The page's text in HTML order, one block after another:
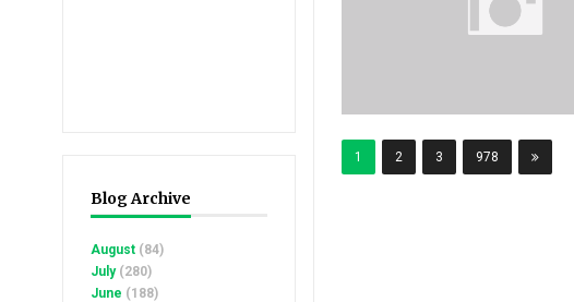
Blog Archive
August (84)
July(280)
June (188)
1 2 3 978